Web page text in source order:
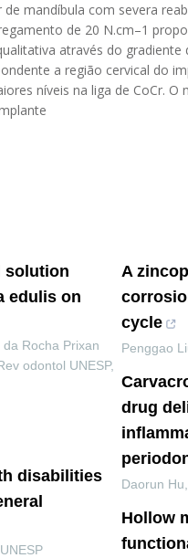
mandíbula com severa
de 20 N.cm–1
através do
a região cervical do
níveis na liga de CoCr.
solution
edulis on
Rocha Prixan
odontol UNESP,
disabilities
A
cycle
Penggao
drug
Daorun Hu
Hollow